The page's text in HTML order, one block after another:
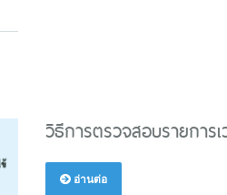
วิธีการตรวจสอบรายกา
อ่านต่อ